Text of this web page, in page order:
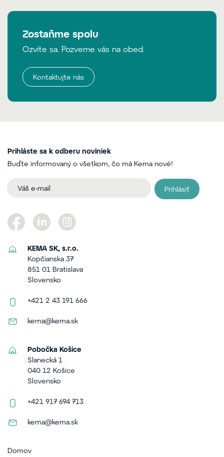
Zostaňme spolu
Ozvite sa. Pozveme vás na obed.
Kontaktujte nás
Prihláste sa k odberu noviniek
Buďte informovaný o všetkom, čo má Kema nové!
Prihlásiť
KEMA SK, s.r.o.
Kopčianska 37
851 01 Bratislava
Slovensko
+421 2 43 191 666
kema@kema.sk
Pobočka Košice
Slanecká 1
040 12 Košice
Slovensko
+421 917 694 713
kema@kema.sk
Domov